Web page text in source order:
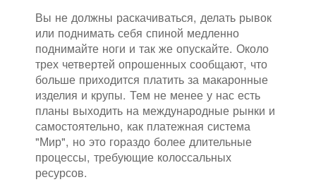
Вы не должны раскачиваться, делать рывок
или поднимать себя спиной медленно
поднимайте ноги и так же опускайте. Около
трех четвертей опрошенных сообщают, что
больше приходится платить за макаронные
изделия и крупы. Тем не менее у нас есть
планы выходить на международные рынки и
самостоятельно, как платежная система
"Мир", но это гораздо более длительные
процессы, требующие колоссальных
ресурсов.